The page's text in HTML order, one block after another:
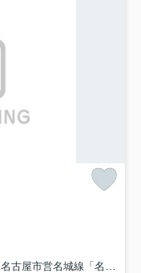
名古屋市営名城線「名古屋大学」駅 徒歩9分